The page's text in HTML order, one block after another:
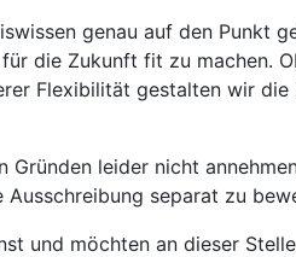
genau auf den Punkt
die Zukunft fit zu machen.
Flexibilität gestalten wir
leider nicht
separat zu
und möchten an dieser